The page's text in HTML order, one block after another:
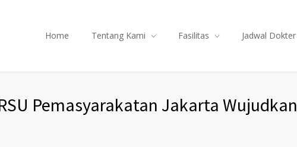
Home Tentang Kami Fasilitas Jadwal Dokter
Pemasyarakatan Jakarta Wujudkan